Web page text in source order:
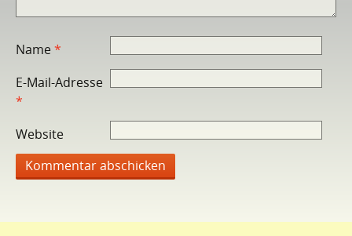
Name*
E-Mail-Adresse
*
Website